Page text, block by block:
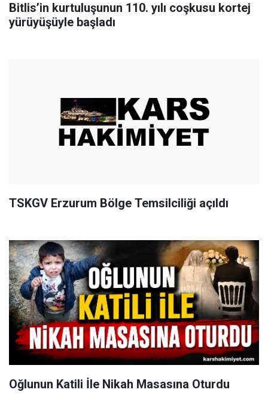
Bitlis’in kurtuluşunun 110. yılı coşkusu kortej
yürüyüşüyle başladı
TSKGV Erzurum Bölge Temsilciliği açıldı
Oğlunun Katili İle Nikah Masasına Oturdu